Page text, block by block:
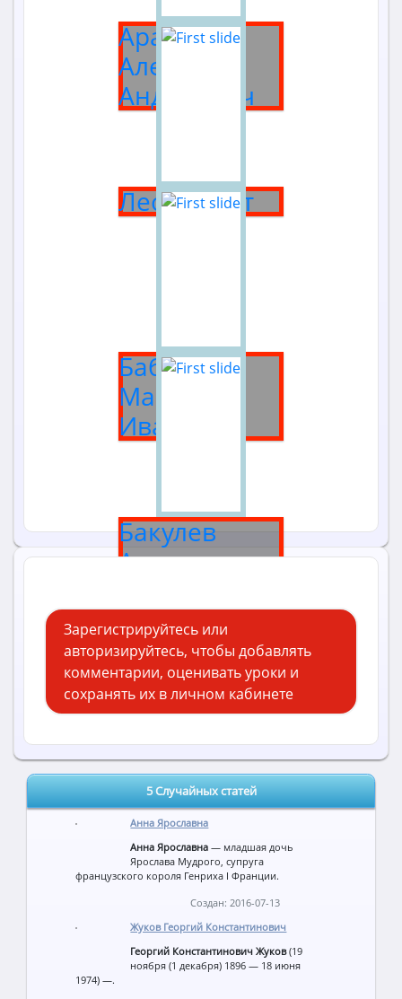
Аракчеев
Алексей
Андреевич
Леон Бакст
Бабанова
Мария
Ивановна
Бакулев
Александр
Зарегистрируйтесь или
авторизируйтесь, чтобы добавлять
комментарии, оценивать уроки и
сохранять их в личном кабинете
5 Случайных статей
Анна Ярославна
Анна Ярославна — младшая дочь
Ярослава Мудрого, супруга
французского короля Генриха I Франции.
Создан: 2016-07-13
Жуков Георгий Константинович
Георгий Константинович Жуков(19
ноября (1 декабря) 1896 — 18 июня
1974) —.